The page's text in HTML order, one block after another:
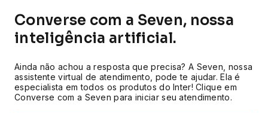
Converse com a Seven, nossa
inteligência artificial.
Ainda não achou a resposta que precisa? A Seven, nossa
assistente virtual de atendimento, pode te ajudar. Ela é
especialista em todos os produtos do Inter! Clique em
Converse com a Seven para iniciar seu atendimento.